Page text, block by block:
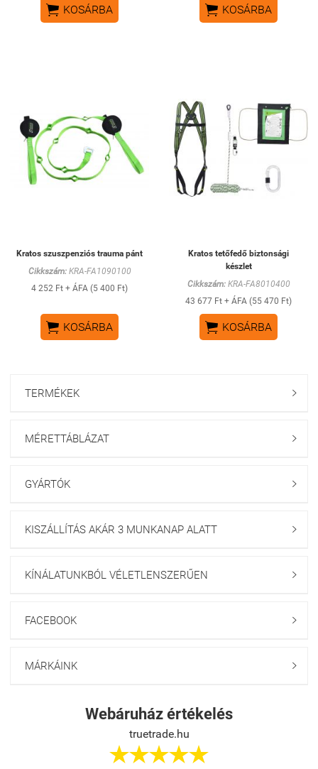
 KOSÁRBA  KOSÁRBA
Kratos szuszpenziós trauma pánt
Cikkszám:KRA-FA1090100
4 252 Ft + ÁFA (5 400 Ft)
 KOSÁRBA
Kratos tetőfedő biztonsági
készlet
Cikkszám:KRA-FA8010400
43 677 Ft + ÁFA (55 470 Ft)
 KOSÁRBA
TERMÉKEK 
MÉRETTÁBLÁZAT 
GYÁRTÓK 
KISZÁLLÍTÁS AKÁR 3 MUNKANAP ALATT 
KÍNÁLATUNKBÓL VÉLETLENSZERŰEN 
FACEBOOK 
MÁRKÁINK 
Webáruház értékelés
truetrade.hu
